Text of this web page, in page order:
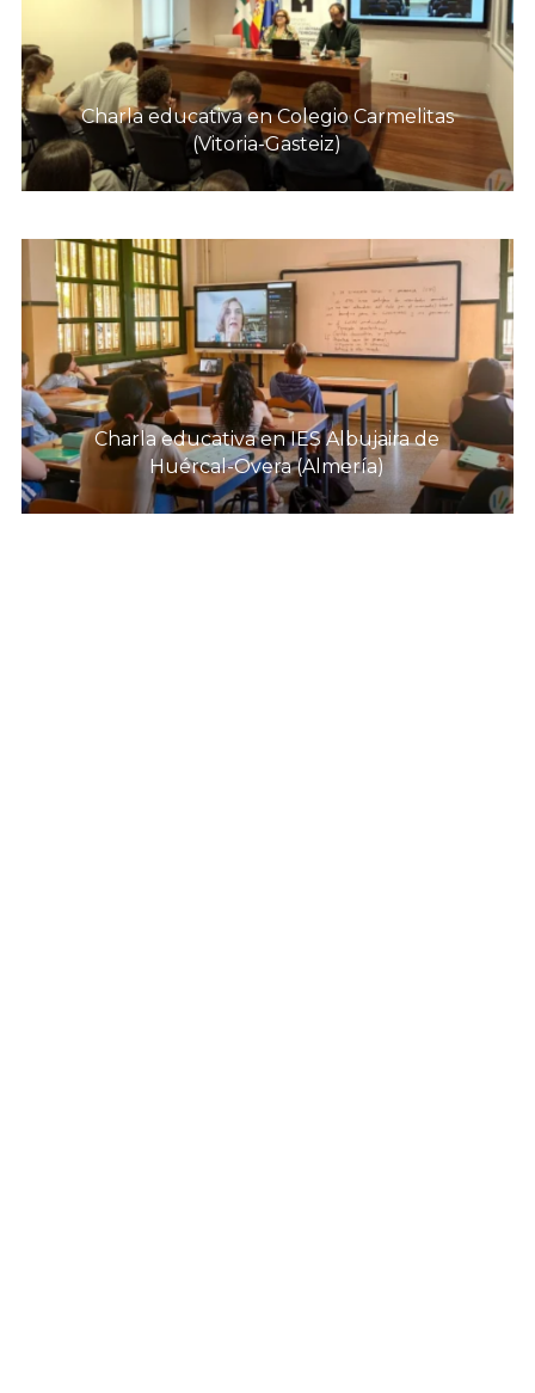
Charla educativa en Colegio Carmelitas
(Vitoria-Gasteiz)
Charla educativa en IES Albujaira de
Huércal-Overa (Almería)